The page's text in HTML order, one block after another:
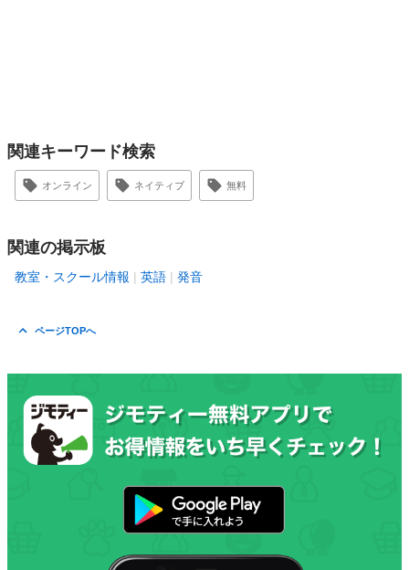
関連キーワード検索
オンライン ネイティブ 無料
関連の掲示板
教室・スクール情報 英語 発音
ページTOPへ